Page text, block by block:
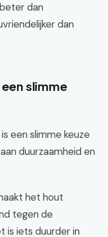
dan
dan
slimme
een slimme keuze
duurzaamheid en
het hout
tegen de
is iets duurder in